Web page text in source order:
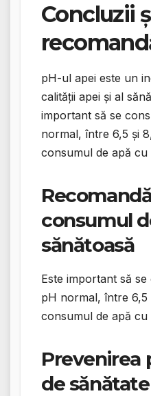
Concluzii
pH-ul apei este un
calității apei și al
important să se
normal, între 6,5 și
consumul de apă
consumul
sănătoasă
Este important să
pH normal, între 6,5
consumul de apă
Prevenirea
de sănătate